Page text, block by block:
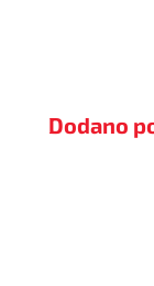
Dodano